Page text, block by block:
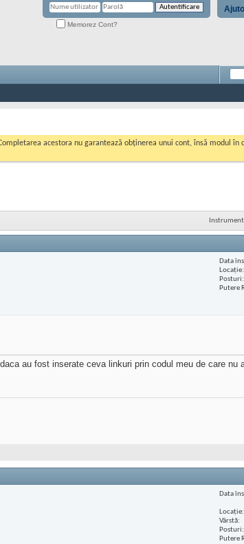
Memorez Cont?
acestora nu garantează obținerea unui cont, însă modul în
Data
Locaţie
Posturi
Putere
au fost inserate ceva linkuri prin codul meu de care nu
Data
Locaţie
Vârstă
Posturi
Putere